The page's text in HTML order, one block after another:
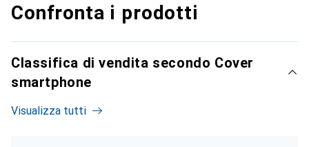
Confronta i prodotti
Classifica di vendita secondo Cover
smartphone
Visualizza tutti